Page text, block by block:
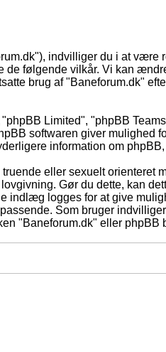
indvilliger du i at
følgende vilkår. Vi kan
brug af "Baneforum.dk"
Limited", "phpBB
softwaren giver mulighed
information om
eller sexuelt orienteret
Gør du dette, kan
indlæg logges for at give
Som bruger
"Baneforum.dk" eller